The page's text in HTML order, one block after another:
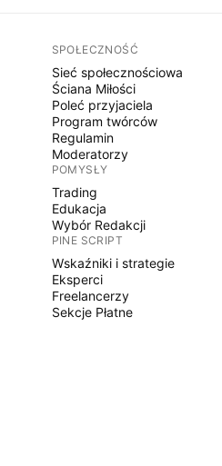
SPOŁECZNOŚĆ
Sieć społecznościowa
Ściana Miłości
Poleć przyjaciela
Program twórców
Regulamin
Moderatorzy
POMYSŁY
Trading
Edukacja
Wybór Redakcji
PINE SCRIPT
Wskaźniki i strategie
Eksperci
Freelancerzy
Sekcje Płatne